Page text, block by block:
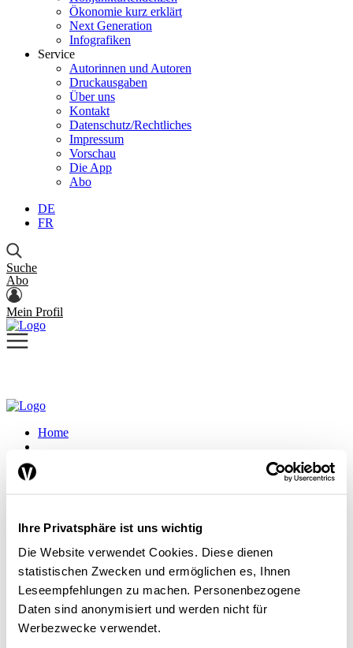
Ihre Privatsphäre ist uns wichtig
Die Website verwendet Cookies. Diese dienen
statistischen Zwecken und ermöglichen es, Ihnen
Leseempfehlungen zu machen. Personenbezogene
Daten sind anonymisiert und werden nicht für
Werbezwecke verwendet.
Ökonomie kurz erklärt
Next Generation
Infografiken
Service
Autorinnen und Autoren
Druckausgaben
Über uns
Kontakt
Datenschutz/Rechtliches
Impressum
Vorschau
Die App
Abo
DE
FR
Suche
Abo
Mein Profil
Home
Konjunkturnews im Klassenzimmer